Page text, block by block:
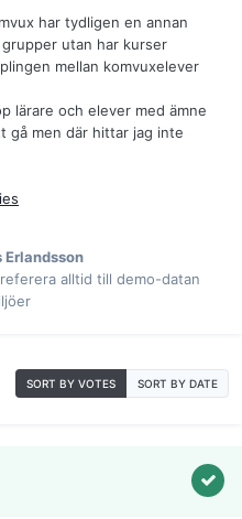
har tydligen en annan
utan har kurser
mellan komvuxelever
lärare och elever med ämne
gå men där hittar jag inte
Erlandsson
alltid till demo-datan
SORT BY VOTES SORT BY DATE